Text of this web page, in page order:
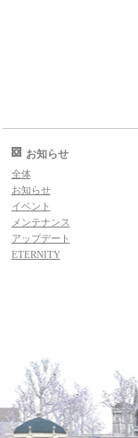
お知らせ
全体
お知らせ
イベント
メンテナンス
アップデート
ETERNITY